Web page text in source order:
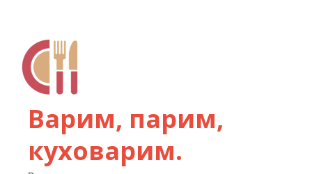
Варим, парим,
куховарим.